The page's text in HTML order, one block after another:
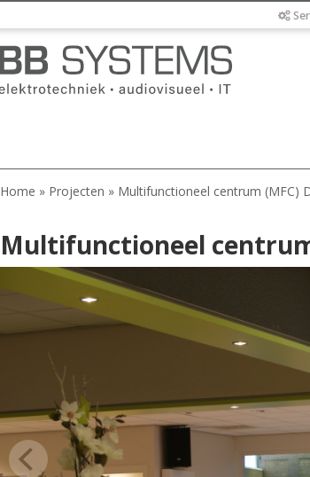
Home » Projecten » Multifunctioneel centrum (MFC)
Multifunctioneel